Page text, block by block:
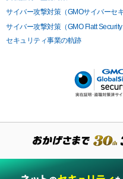
サイバー攻撃対策（GMOサイバーセ
サイバー攻撃対策（GMO Flatt Security
セキュリティ事業の軌跡